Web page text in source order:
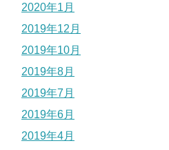
2020年1月
2019年12月
2019年10月
2019年8月
2019年7月
2019年6月
2019年4月